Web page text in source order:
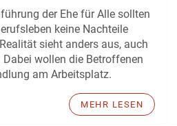
der Ehe für Alle sollten
keine Nachteile
sieht anders aus, auch
wollen die Betroffenen
am Arbeitsplatz.
MEHR LESEN